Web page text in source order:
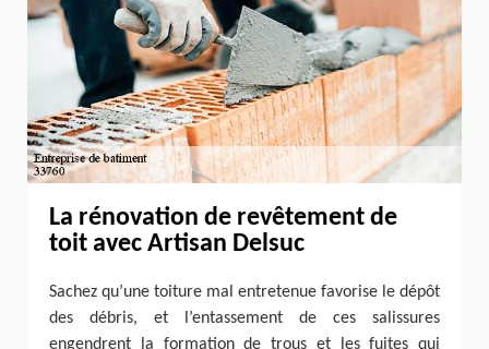
La rénovation de revêtement de
toit avec Artisan Delsuc
Sachez qu’une toiture mal entretenue favorise le dépôt
des débris, et l’entassement de ces salissures
engendrent la formation de trous et les fuites qui